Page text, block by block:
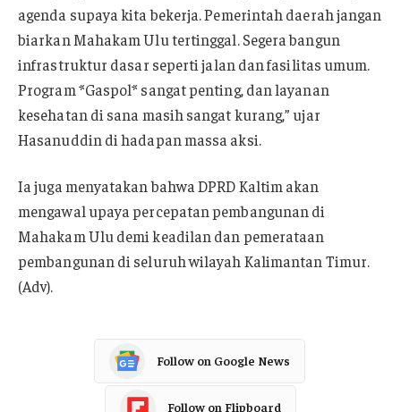
agenda supaya kita bekerja. Pemerintah daerah jangan
biarkan Mahakam Ulu tertinggal. Segera bangun
infrastruktur dasar seperti jalan dan fasilitas umum.
Program *Gaspol* sangat penting, dan layanan
kesehatan di sana masih sangat kurang,” ujar
Hasanuddin di hadapan massa aksi.
Ia juga menyatakan bahwa DPRD Kaltim akan
mengawal upaya percepatan pembangunan di
Mahakam Ulu demi keadilan dan pemerataan
pembangunan di seluruh wilayah Kalimantan Timur.
(Adv).
Follow on Google News
Follow on Flipboard